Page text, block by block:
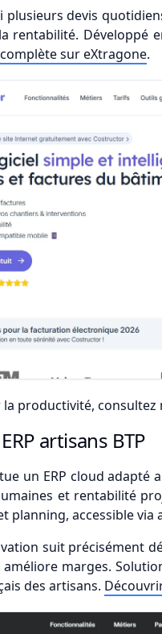
plusieurs devis
rentabilité. Développé
sur eXtragone.
productivité, consultez
artisans BTP
un ERP cloud
et rentabilité
planning, accessible via
suit précisément
marges.
des artisans.